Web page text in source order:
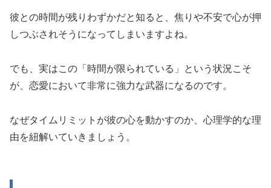
彼との時間が残りわずかだと知ると、焦りや不安で心が押
しつぶされそうになってしまいますよね。
でも、実はこの「時間が限られている」という状況こそ
が、恋愛において非常に強力な武器になるのです。
なぜタイムリミットが彼の心を動かすのか、心理学的な理
由を紐解いていきましょう。